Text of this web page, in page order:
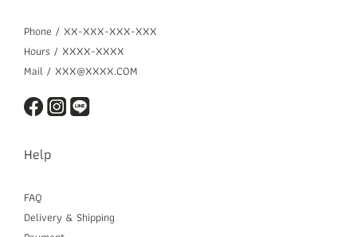
Phone / XX-XXX-XXX-XXX
Hours / XXXX-XXXX
Mail / XXX@XXXX.COM
Help
FAQ
Delivery & Shipping